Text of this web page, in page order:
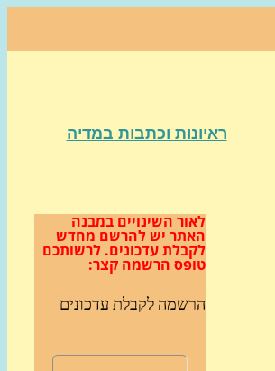
ראיונות וכתבות במדיה
לאור השינויים במבנה
האתר יש להרשם מחדש
לקבלת עדכונים. לרשותכם
טופס הרשמה קצר:
הרשמה לקבלת עדכונים